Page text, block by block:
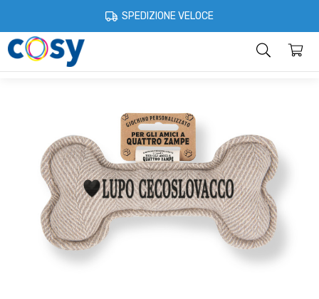
SPEDIZIONE VELOCE
Idee regalo Ossi peluche per cani
Account Contatti Informazioni